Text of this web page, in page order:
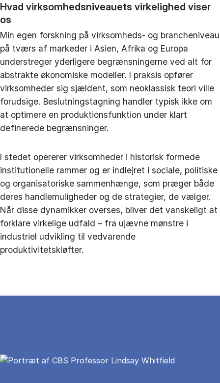
Hvad virksomhedsniveauets virkelighed viser
os
Min egen forskning på virksomheds- og brancheniveau
på tværs af markeder i Asien, Afrika og Europa
understreger yderligere begrænsningerne ved alt for
abstrakte økonomiske modeller. I praksis opfører
virksomheder sig sjældent, som neoklassisk teori ville
forudsige. Beslutningstagning handler typisk ikke om
at optimere en produktionsfunktion under klart
definerede begrænsninger.
I stedet opererer virksomheder i historisk formede
institutionelle rammer og er indlejret i sociale, politiske
og organisatoriske sammenhænge, som præger både
deres handlemuligheder og de strategier, de vælger.
Når disse dynamikker overses, bliver det vanskeligt at
forklare virkelige udfald – fra ujævne mønstre i
industriel udvikling til vedvarende
produktivitetskløfter.